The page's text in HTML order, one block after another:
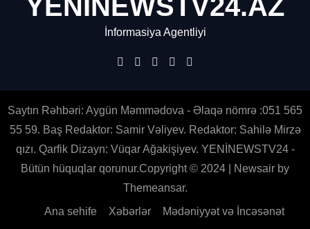
İnformasiya Agentliyi
Saytın Rəhbəri: Aygün Məmmədova - Əlaqə nömrə :051 565
55 59. Baş Redaktor: Samir Vəliyev. Redaktor: Sahilə Mirzə
qızı. Qarfik Dizayn: Vüqar Ağakişiyev. YENİNEWSTV24 -
Bütün hüquqlar qorunur.Copyright © 2024
Newsair by
Themeansar.
Ana sehife Xəbərlər Mədəniyyət və İncəsənət